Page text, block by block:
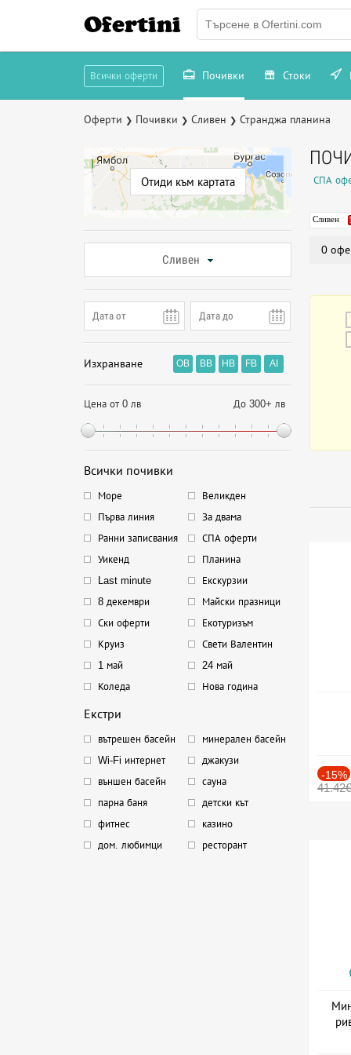
Ofertini
Всички оферти Почивки Стоки
Оферти ❯ Почивки ❯ Сливен ❯ Странджа планина
Отиди към картата
Сливен
Изхранване OB BB HB FB AI
Цена от 0 лв До 300+ лв
Всички почивки
Море
Великден
Първа линия
За двама
Ранни записвания
СПА оферти
Уикенд
Планина
Last minute
Екскурзии
8 декември
Майски празници
Ски оферти
Екотуризъм
Круиз
Свети Валентин
1 май
24 май
Коледа
Нова година
Екстри
вътрешен басейн
минерален басейн
Wi-Fi интернет
джакузи
външен басейн
сауна
парна баня
детски кът
фитнес
казино
дом. любимци
ресторант
СПА
Сливен
0
-15%
41.42€